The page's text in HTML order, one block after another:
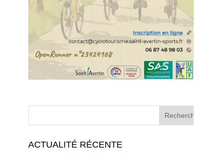
ACTUALITÉ RÉCENTE